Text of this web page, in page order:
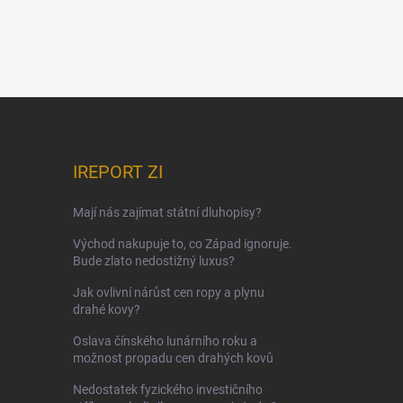
IREPORT ZI
Mají nás zajímat státní dluhopisy?
Východ nakupuje to, co Západ ignoruje.
Bude zlato nedostižný luxus?
Jak ovlivní nárůst cen ropy a plynu
drahé kovy?
Oslava čínského lunárního roku a
možnost propadu cen drahých kovů
Nedostatek fyzického investičního